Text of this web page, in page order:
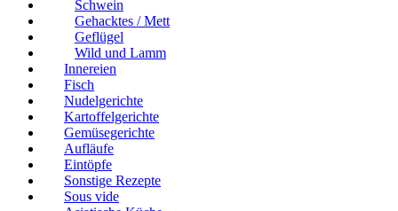
Schwein
Gehacktes / Mett
Geflügel
Wild und Lamm
Innereien
Fisch
Nudelgerichte
Kartoffelgerichte
Gemüsegerichte
Aufläufe
Eintöpfe
Sonstige Rezepte
Sous vide